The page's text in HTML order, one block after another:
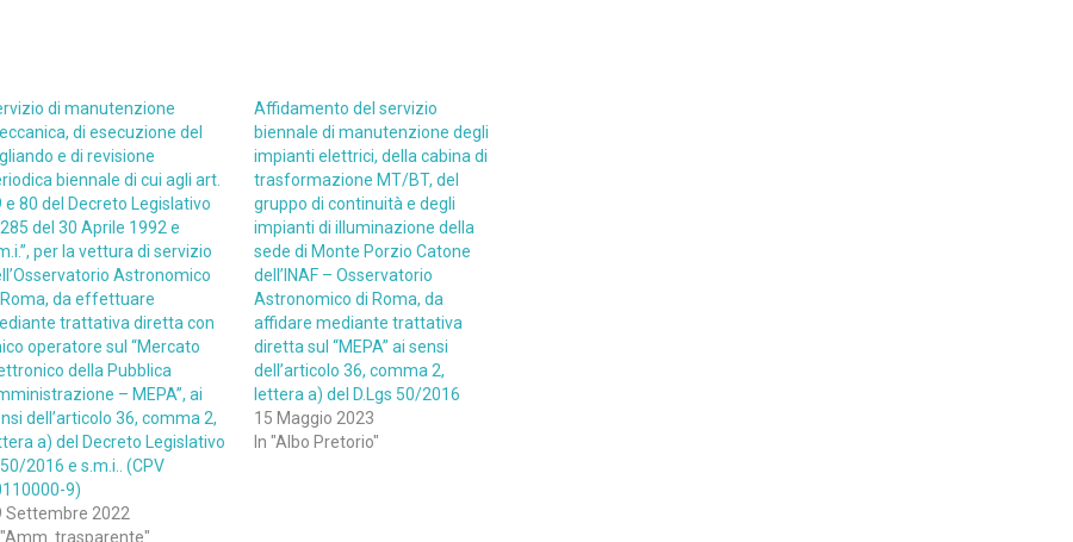
di manutenzione
di esecuzione del
e di revisione
biennale di cui agli art.
e 80 del Decreto Legislativo
del 30 Aprile 1992 e
per la vettura di servizio
Astronomico
da effettuare
trattativa diretta con
operatore sul “Mercato
della Pubblica
– MEPA”, ai
dell’articolo 36, comma 2,
a) del Decreto Legislativo
2016 e s.m.i.. (CPV
9)
Settembre 2022
"Amm. trasparente"
Affidamento del servizio
biennale di manutenzione degli
impianti elettrici, della cabina di
trasformazione MT/BT, del
gruppo di continuità e degli
impianti di illuminazione della
sede di Monte Porzio Catone
dell’INAF – Osservatorio
Astronomico di Roma, da
affidare mediante trattativa
diretta sul “MEPA” ai sensi
dell’articolo 36, comma 2,
lettera a) del D.Lgs 50/2016
15 Maggio 2023
In "Albo Pretorio"